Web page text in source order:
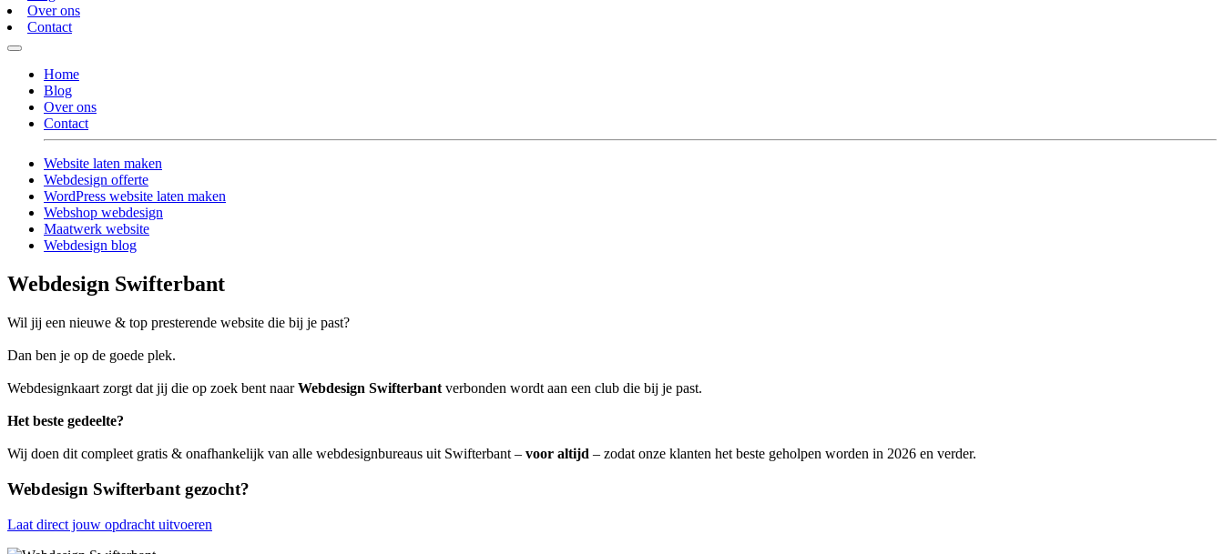
Over ons
Contact
Home
Blog
Over ons
Contact
Website laten maken
Webdesign offerte
WordPress website laten maken
Webshop webdesign
Maatwerk website
Webdesign blog
Webdesign Swifterbant
Wil jij een nieuwe & top presterende website die bij je past?
Dan ben je op de goede plek.
Webdesignkaart zorgt dat jij die op zoek bent naarWebdesign Swifterbant verbonden wordt aan een club die bij je past.
Het beste gedeelte?
Wij doen dit compleet gratis & onafhankelijk van alle webdesignbureaus uit Swifterbant – voor altijd – zodat onze klanten het beste geholpen worden in 2026 en verder.
Webdesign Swifterbant gezocht?
Laat direct jouw opdracht uitvoeren